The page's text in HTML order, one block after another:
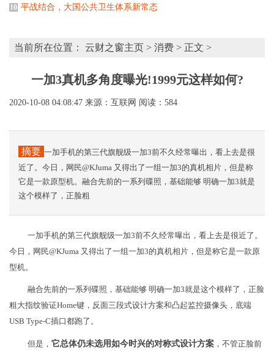
10 平战结合，大国公共卫生体系新常态
当前所在位置： 云财之窗主页 > 消费 > 正文 >
一加3真机多角度曝光!1999元这样如何?
2020-10-08 04:08:47 来源：互联网 阅读：584
摘要 一加手机的第三代旗舰级一加3前不久经常曝出，看上去是很
近了。今日，网民@KJuma 又得出了一组一加3的真机相片，但是称
它是一款原型机。融合先前的一系列碟照，基础能够 明确一加3就是
这个模样了，正脸粗
一加手机的第三代旗舰级一加3前不久经常曝出，看上去是很近了。
今日，网民@KJuma 又得出了一组一加3的真机相片，但是称它是一款原
型机。
融合先前的一系列碟照，基础能够 明确一加3就是这个模样了，正脸
粗大指纹验证Home键，反面三段式设计方案和凸起监控摄像头，底端
USB Type-C插口都跑了。
但是， 它总体仍未选用如今时兴的对称式设计方案 ，不管正脸前